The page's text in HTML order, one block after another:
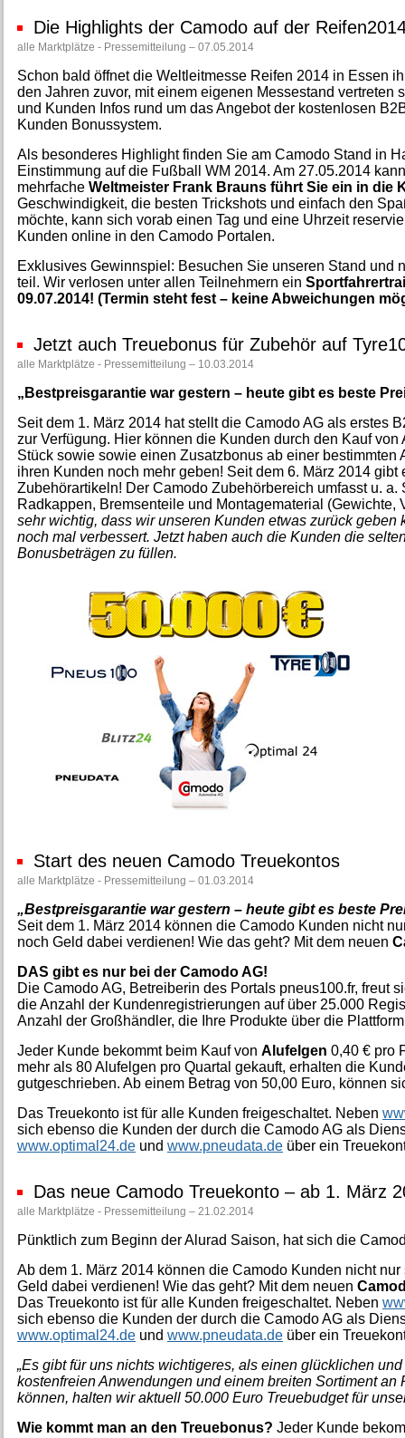
Die Highlights der Camodo auf der
alle Marktplätze - Pressemitteilung – 07.05.2014
Schon bald öffnet die Weltleitmesse Reifen 2014 in Essen
den Jahren zuvor, mit einem eigenen Messestand
und Kunden Infos rund um das Angebot der kostenlosen
Kunden Bonussystem.
Als besonderes Highlight finden Sie am Camodo Stand in
Einstimmung auf die Fußball WM 2014. Am 27.05.2014
mehrfache Weltmeister Frank Brauns führt Sie ein in die
Geschwindigkeit, die besten Trickshots und einfach den
möchte, kann sich vorab einen Tag und eine Uhrzeit
Kunden online in den Camodo Portalen.
Exklusives Gewinnspiel: Besuchen Sie unseren Stand
teil. Wir verlosen unter allen Teilnehmern ein
09.07.2014! (Termin steht fest – keine Abweichungen
Jetzt auch Treuebonus für Zubehör auf
alle Marktplätze - Pressemitteilung – 10.03.2014
„Bestpreisgarantie war gestern – heute gibt es beste
Seit dem 1. März 2014 hat stellt die Camodo AG als erstes
zur Verfügung. Hier können die Kunden durch den Kauf
Stück sowie sowie einen Zusatzbonus ab einer
ihren Kunden noch mehr geben! Seit dem 6. März 2014
Zubehörartikeln! Der Camodo Zubehörbereich umfasst u.
Radkappen, Bremsenteile und Montagematerial
sehr wichtig, dass wir unseren Kunden etwas zurück
noch mal verbessert. Jetzt haben auch die Kunden die
Bonusbeträgen zu füllen.
Start des neuen Camodo Treuekontos
alle Marktplätze - Pressemitteilung – 01.03.2014
„Bestpreisgarantie war gestern – heute gibt es beste
Seit dem 1. März 2014 können die Camodo Kunden nicht
noch Geld dabei verdienen! Wie das geht? Mit dem neuen
DAS gibt es nur bei der Camodo AG!
Die Camodo AG, Betreiberin des Portals pneus100.fr, freut
die Anzahl der Kundenregistrierungen auf über 25.000
Anzahl der Großhändler, die Ihre Produkte über die
Jeder Kunde bekommt beim Kauf von Alufelgen 0,40 € pro
mehr als 80 Alufelgen pro Quartal gekauft, erhalten die
gutgeschrieben. Ab einem Betrag von 50,00 Euro, können
Das Treuekonto ist für alle Kunden freigeschaltet. Neben
sich ebenso die Kunden der durch die Camodo AG als
www.optimal24.de und www.pneudata.de über ein
Das neue Camodo Treuekonto – ab 1. März
alle Marktplätze - Pressemitteilung – 21.02.2014
Pünktlich zum Beginn der Alurad Saison, hat sich die
Ab dem 1. März 2014 können die Camodo Kunden nicht
Geld dabei verdienen! Wie das geht? Mit dem neuen
Das Treuekonto ist für alle Kunden freigeschaltet. Neben
sich ebenso die Kunden der durch die Camodo AG als
www.optimal24.de und www.pneudata.de über ein
„Es gibt für uns nichts wichtigeres, als einen glücklichen
kostenfreien Anwendungen und einem breiten Sortiment
können, halten wir aktuell 50.000 Euro Treuebudget für
Wie kommt man an den Treuebonus? Jeder Kunde